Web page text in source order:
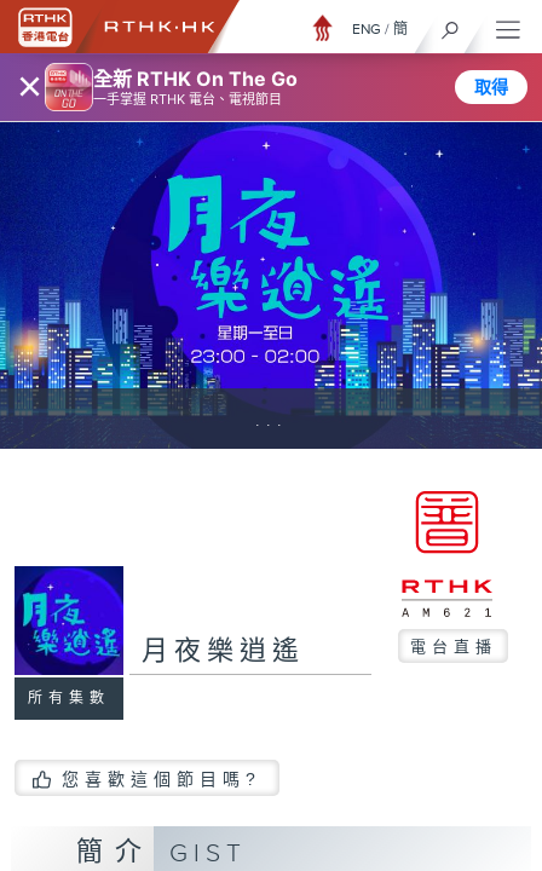
× 全新 RTHK On The Go
一手掌握 RTHK 電台、電視節目
取得
ENG / 簡
...
所有集數
月夜樂逍遙 電台直播
您喜歡這個節目嗎?
簡介 GIST